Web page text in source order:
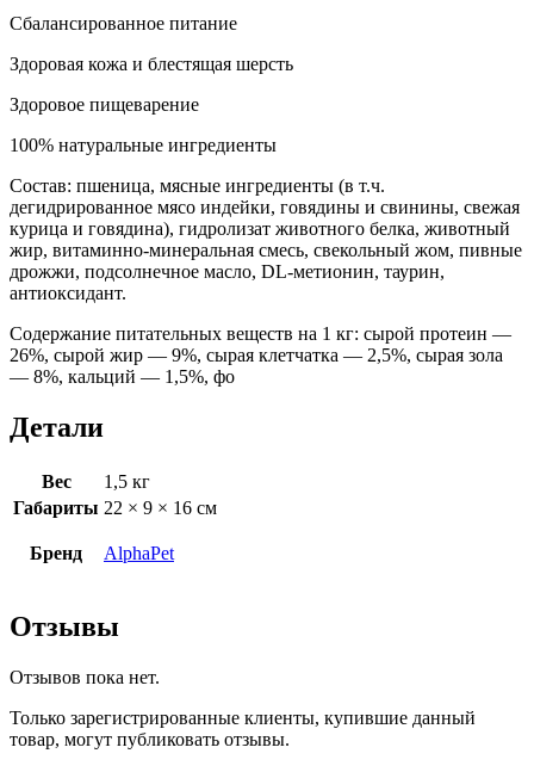
Сбалансированное питание
Здоровая кожа и блестящая шерсть
Здоровое пищеварение
100% натуральные ингредиенты
Состав: пшеница, мясные ингредиенты (в т.ч.
дегидрированное мясо индейки, говядины и свинины, свежая
курица и говядина), гидролизат животного белка, животный
жир, витаминно-минеральная смесь, свекольный жом, пивные
дрожжи, подсолнечное масло, DL-метионин, таурин,
антиоксидант.
Содержание питательных веществ на 1 кг: сырой протеин —
26%, сырой жир — 9%, сырая клетчатка — 2,5%, сырая зола
— 8%, кальций — 1,5%, фо
Детали
Вес
1,5 кг
Габариты 22 × 9 × 16 см
Бренд AlphaPet
Отзывы
Отзывов пока нет.
Только зарегистрированные клиенты, купившие данный
товар, могут публиковать отзывы.